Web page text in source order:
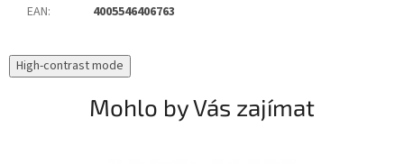
EAN: 4005546406763
High-contrast mode
Mohlo by Vás zajímat